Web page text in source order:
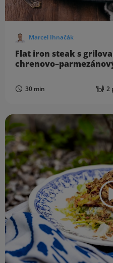
Marcel Ihnačák
Flat iron steak s
30 min 2